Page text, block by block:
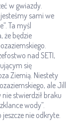
w gwiazdy.
sami we
Ta myśl
że będzie
nad SETI,
się
Ziemią. Niestety
ale Jill
stwierdził braku
wody”.
nie odkryte.